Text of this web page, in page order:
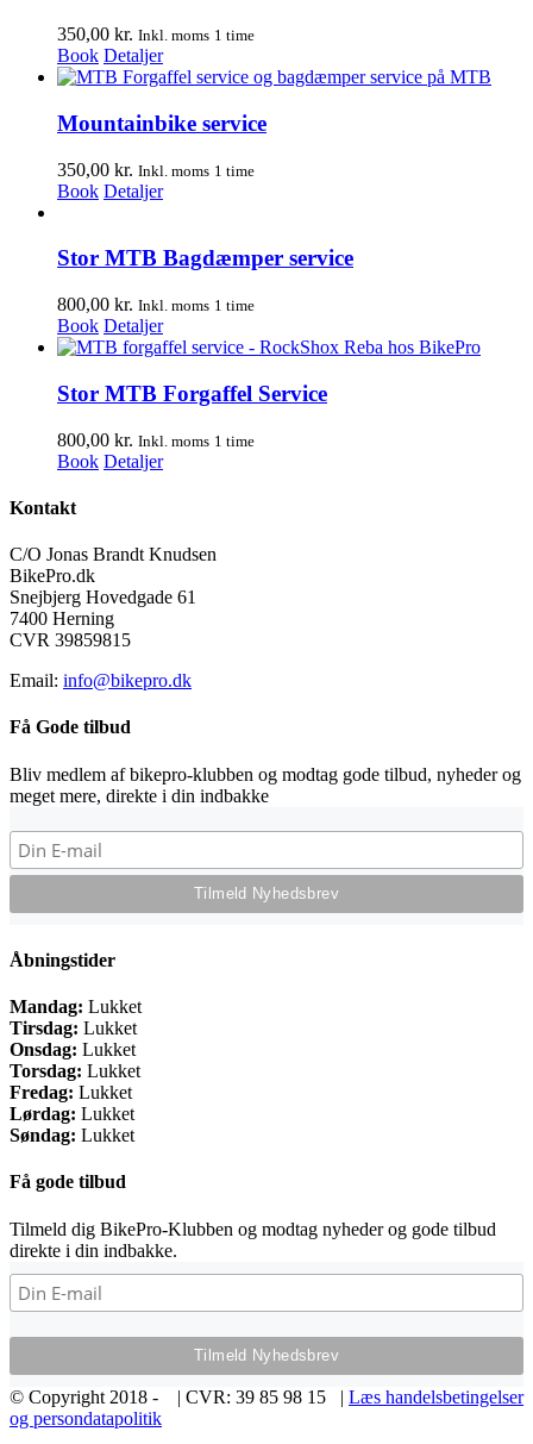
350,00 kr. Inkl. moms 1 time
Book Detaljer
Mountainbike service
350,00 kr. Inkl. moms 1 time
Book Detaljer
Stor MTB Bagdæmper service
800,00 kr. Inkl. moms 1 time
Book Detaljer
Stor MTB Forgaffel Service
800,00 kr. Inkl. moms 1 time
Book Detaljer
Kontakt
C/O Jonas Brandt Knudsen
BikePro.dk
Snejbjerg Hovedgade 61
7400 Herning
CVR 39859815
Email: info@bikepro.dk
Få Gode tilbud
Bliv medlem af bikepro-klubben og modtag gode tilbud, nyheder og
meget mere, direkte i din indbakke
Åbningstider
Mandag: Lukket
Tirsdag: Lukket
Onsdag: Lukket
Torsdag: Lukket
Fredag: Lukket
Lørdag: Lukket
Søndag: Lukket
Få gode tilbud
Tilmeld dig BikePro-Klubben og modtag nyheder og gode tilbud
direkte i din indbakke.
© Copyright 2018 - | CVR: 39 85 98 15 | Læs handelsbetingelser
og persondatapolitik